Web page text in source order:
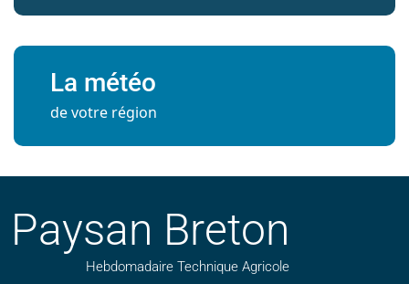
La météo
de votre région
Paysan Breton
Hebdomadaire Technique Agricole